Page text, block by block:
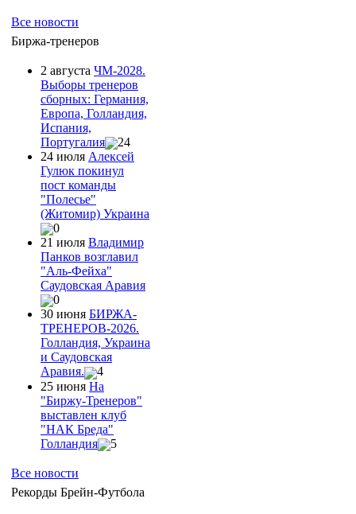
Все новости
Биржа-тренеров
2 августа ЧМ-2028.
Выборы тренеров
сборных: Германия,
Европа, Голландия,
Испания,
Португалия
24
24 июля Алексей
Гулюк покинул
пост команды
"Полесье"
(Житомир) Украина
0
21 июля Владимир
Панков возглавил
"Аль-Фейха"
Саудовская Аравия
0
30 июня БИРЖА-
ТРЕНЕРОВ-2026.
Голландия, Украина
и Саудовская
Аравия.
4
25 июня На
"Биржу-Тренеров"
выставлен клуб
"НАК Бреда"
Голландия
5
Все новости
Рекорды Брейн-Футбола